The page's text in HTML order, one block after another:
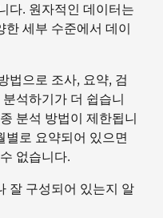
다. 원자적인 데이터는
세부 수준에서 데이
법으로 조사, 요약, 검
석하기가 더 쉽습니
분석 방법이 제한됩니
별로 요약되어 있으면
없습니다.
잘 구성되어 있는지 알